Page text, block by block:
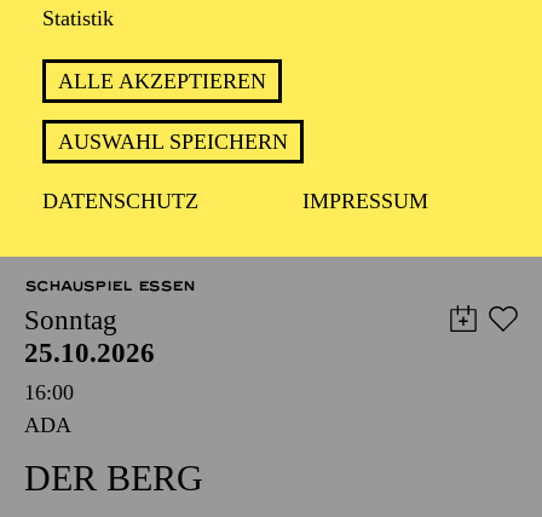
Statistik
ALLE AKZEPTIEREN
AUSWAHL SPEICHERN
DATENSCHUTZ IMPRESSUM
SCHAUSPIEL ESSEN
Sonntag
25.10.2026
16:00
ADA
DER BERG